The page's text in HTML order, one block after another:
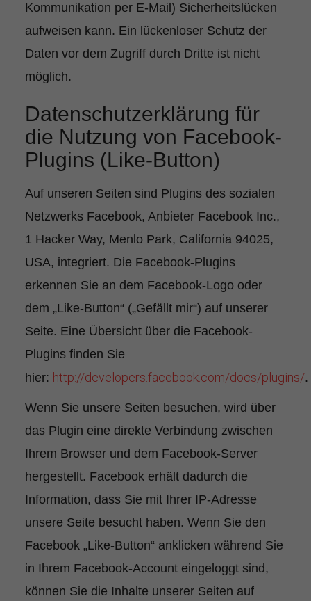
Kommunikation per E-Mail) Sicherheitslücken
aufweisen kann. Ein lückenloser Schutz der
Daten vor dem Zugriff durch Dritte ist nicht
möglich.
Datenschutzerklärung für
die Nutzung von Facebook-
Plugins (Like-Button)
Auf unseren Seiten sind Plugins des sozialen
Netzwerks Facebook, Anbieter Facebook Inc.,
1 Hacker Way, Menlo Park, California 94025,
USA, integriert. Die Facebook-Plugins
erkennen Sie an dem Facebook-Logo oder
dem „Like-Button“ („Gefällt mir“) auf unserer
Seite. Eine Übersicht über die Facebook-
Plugins finden Sie
hier: http://developers.facebook.com/docs/plugins/.
Wenn Sie unsere Seiten besuchen, wird über
das Plugin eine direkte Verbindung zwischen
Ihrem Browser und dem Facebook-Server
hergestellt. Facebook erhält dadurch die
Information, dass Sie mit Ihrer IP-Adresse
unsere Seite besucht haben. Wenn Sie den
Facebook „Like-Button“ anklicken während Sie
in Ihrem Facebook-Account eingeloggt sind,
können Sie die Inhalte unserer Seiten auf